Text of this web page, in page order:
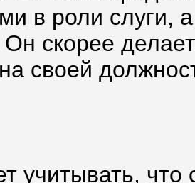
в роли слуги,
скорее
своей
учитывать,